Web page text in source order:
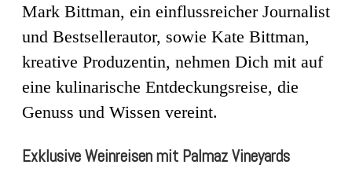
Mark Bittman, ein einflussreicher Journalist
und Bestsellerautor, sowie Kate Bittman,
kreative Produzentin, nehmen Dich mit auf
eine kulinarische Entdeckungsreise, die
Genuss und Wissen vereint.
Exklusive Weinreisen mit Palmaz Vineyards